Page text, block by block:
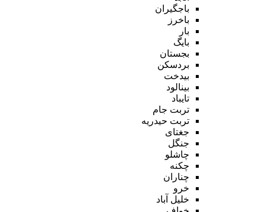
باجگیران
باخرز
بار
بایگ
بجستان
بردسکن
بیدخت
بینالود
تایباد
تربت جام
تربت حیدریه
جغتای
جنگل
چاشلو
چکنه
چناران
خرو
خلیل آباد